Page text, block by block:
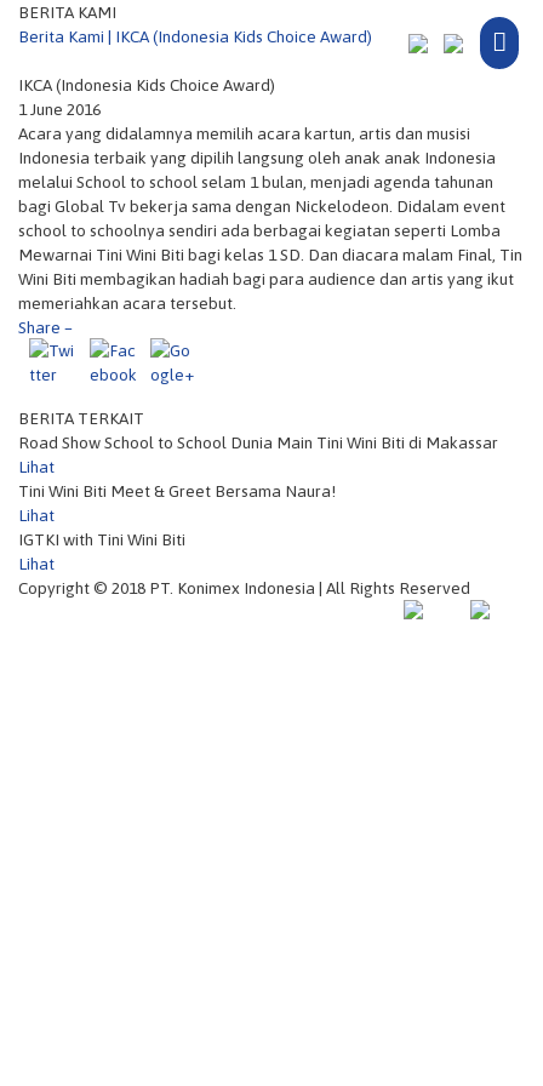
BERITA KAMI
Berita Kami | IKCA (Indonesia Kids Choice Award)
IKCA (Indonesia Kids Choice Award)
1 June 2016
Acara yang didalamnya memilih acara kartun, artis dan musisi
Indonesia terbaik yang dipilih langsung oleh anak anak Indonesia
melalui School to school selam 1 bulan, menjadi agenda tahunan
bagi Global Tv bekerja sama dengan Nickelodeon. Didalam event
school to schoolnya sendiri ada berbagai kegiatan seperti Lomba
Mewarnai Tini Wini Biti bagi kelas 1 SD. Dan diacara malam Final, Tin
Wini Biti membagikan hadiah bagi para audience dan artis yang ikut
memeriahkan acara tersebut.
Share –
http://tiniwi
nibiti.id/beri
ta/car-free-
day-with-
tini-wini-
biti">
BERITA TERKAIT
Road Show School to School Dunia Main Tini Wini Biti di Makassar
Lihat
Tini Wini Biti Meet & Greet Bersama Naura!
Lihat
IGTKI with Tini Wini Biti
Lihat
Copyright © 2018 PT. Konimex Indonesia | All Rights Reserved